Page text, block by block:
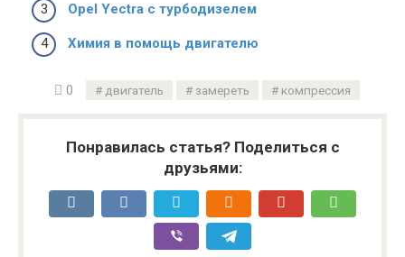
Opel Yectra с турбодизелем
Химия в помощь двигателю
0 двигатель замереть компрессия
Понравилась статья? Поделиться с
друзьями: